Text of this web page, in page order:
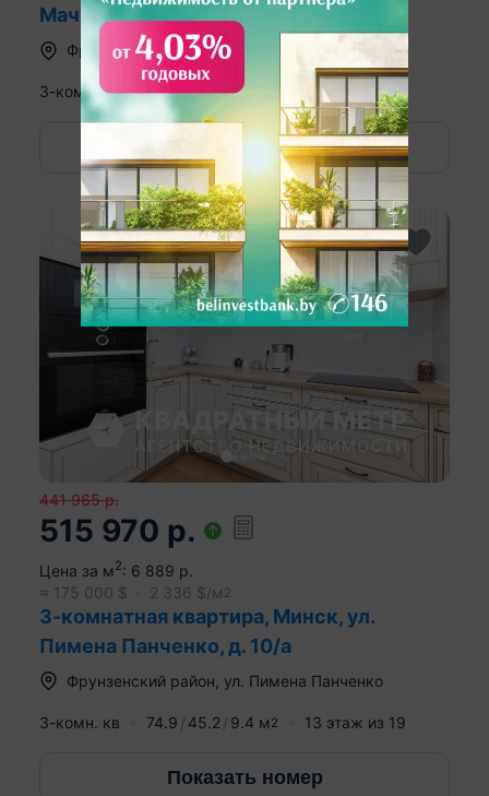
Мачульского, д. 24
Фрунзенский район, ул. Мачульского
3-комн. кв 79.6 47.2 10.2 м2 этаж из10
Показать номер
441 965 р.
515 970 р.
Цена за м2: 6 889 р.
≈ 175 000 $ 2 336 $/м 2
3-комнатная квартира, Минск, ул.
Пимена Панченко, д. 10/а
Фрунзенский район ул. Пимена Панченко
3-комн. кв 74.9 45.2 9.4 м2 13 этаж из 19
Показать номер